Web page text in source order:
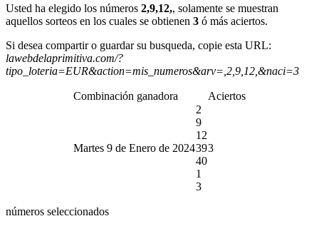
Usted ha elegido los números 2,9,12,, solamente se muestran
aquellos sorteos en los cuales se obtienen 3 ó más aciertos.
Si desea compartir o guardar su busqueda, copie esta URL:
lawebdelaprimitiva.com/?
tipo_loteria=EUR&action=mis_numeros&arv=,2,9,12,&naci=3
Combinación ganadora Aciertos
Martes 9 de Enero de 2024
2
9
12
39
40
1
3
3
números seleccionados